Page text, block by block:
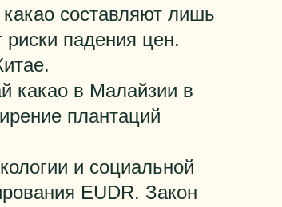
составляют лишь
риски падения цен.
какао в Малайзии в
плантаций
и социальной
EUDR. Закон